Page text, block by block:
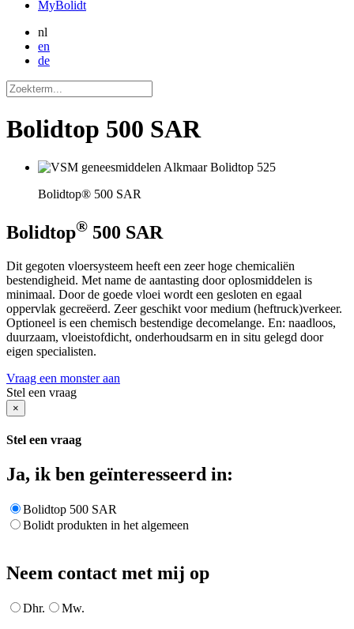
MyBolidt
nl
en
de
Bolidtop 500 SAR
Bolidtop® 500 SAR
Bolidtop® 500 SAR
Dit gegoten vloersysteem heeft een zeer hoge chemicaliën
bestendigheid. Met name de aantasting door oplosmiddelen is
minimaal. Door de goede vloei wordt een gesloten en egaal
oppervlak gecreëerd. Zeer geschikt voor medium (heftruck)verkeer.
Optioneel is een chemisch bestendige decomelange. En: naadloos,
duurzaam, vloeistofdicht, onderhoudsarm en in situ gelegd door
eigen specialisten.
Vraag een monster aan
Stel een vraag
×
Stel een vraag
Ja, ik ben geïnteresseerd in:
Bolidtop 500 SAR
Bolidt produkten in het algemeen
Neem contact met mij op
Dhr. Mw.